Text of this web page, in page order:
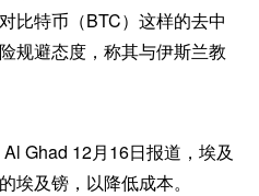
比特币（BTC）这样的去中
规避态度，称其与伊斯兰教
Ghad 12月16日报道，埃及
埃及镑，以降低成本。